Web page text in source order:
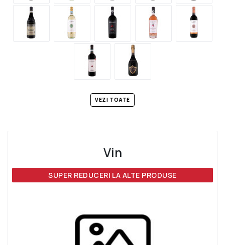
Vin
SUPER REDUCERI LA ALTE PRODUSE
VEZI TOATE